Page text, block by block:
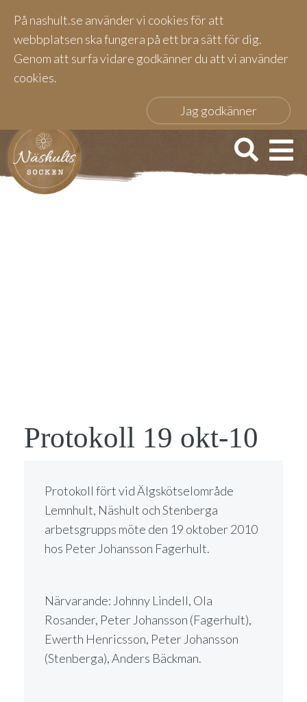
På nashult.se använder vi cookies för att
webbplatsen ska fungera på ett bra sätt för dig.
Genom att surfa vidare godkänner du att vi använder
cookies.
Jag godkänner
Protokoll 19 okt-10
Protokoll fört vid Älgskötselområde
Lemnhult, Näshult och Stenberga
arbetsgrupps möte den 19 oktober 2010
hos Peter Johansson Fagerhult.
Närvarande: Johnny Lindell, Ola
Rosander, Peter Johansson (Fagerhult),
Ewerth Henricsson, Peter Johansson
(Stenberga), Anders Bäckman.